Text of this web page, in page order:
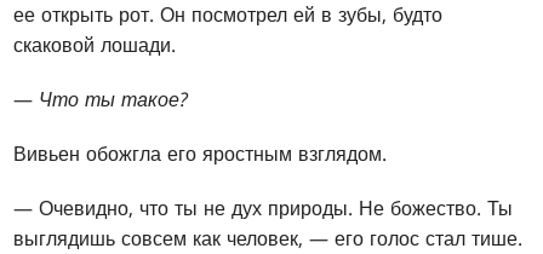
ее открыть рот. Он посмотрел ей в зубы, будто
скаковой лошади.
— Что ты такое?
Вивьен обожгла его яростным взглядом.
— Очевидно, что ты не дух природы. Не божество. Ты
выглядишь совсем как человек, — его голос стал тише.